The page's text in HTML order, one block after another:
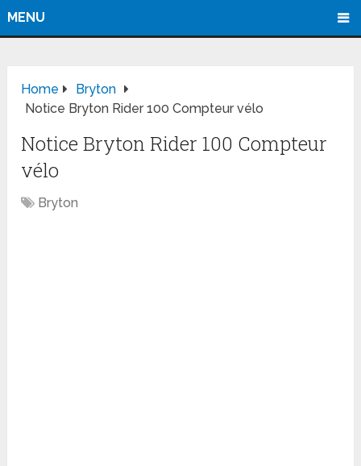
MENU
Home
Bryton
Notice Bryton Rider 100 Compteur vélo
Notice Bryton Rider 100 Compteur
vélo
Bryton